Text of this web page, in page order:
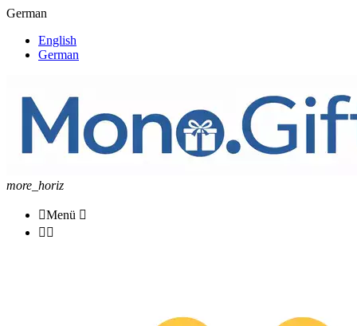
German
English
German
more_horiz
Menü 
 